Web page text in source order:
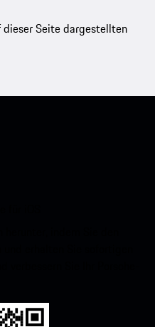
Seite dargestellten